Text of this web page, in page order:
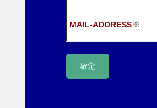
MAIL-ADDRESS※